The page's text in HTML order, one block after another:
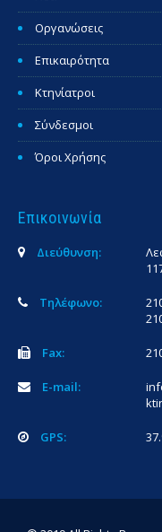
Οργανώσεις
Επικαιρότητα
Κτηνίατροι
Σύνδεσμοι
Όροι Χρήσης
Επικοινωνία
Διεύθυνση:
Τηλέφωνο:
Fax:
E-mail:
GPS: